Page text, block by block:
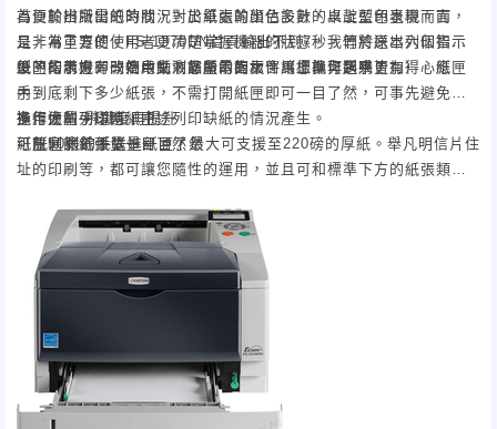
首頁輸出所需的時間，對於單張輸出佔多數的桌上型印表機而言，
是非常重要的。FS-1370DN首頁輸出不到7秒，等於送出列印指示
後，印表機即開始啟動，您所需的文件馬上就可到手。
為便於辨識出紙的狀況，出紙處的顏色設計，以靛藍色呈現。而
且，為了方便使用者更清楚掌握機器的狀態，我們將原本六個智慧
型的指示燈，改為中文液晶顯示面板，讓您操作起來更加得心應
手。
操作便利 辨識度再提升
紙匣剩餘紙張量一目了然
紙匣的前方有一個用紙剩餘量的指示窗（標準與選購皆有）。紙匣
內到底剩下多少紙張，不需打開紙匣即可一目了然，可事先避免在
進行大量列印時，中途列印缺紙的情況產生。
紙匣剩餘紙張量一目了然
多用途的手送進紙匣
可放50張的手送進紙匣，最大可支援至220磅的厚紙。舉凡明信片住
址的印刷等，都可讓您隨性的運用，並且可和標準下方的紙張類型